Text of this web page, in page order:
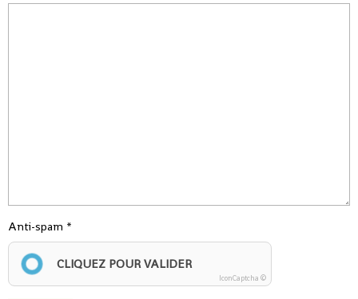
Anti-spam
CLIQUEZ POUR VALIDER
IconCaptcha ©